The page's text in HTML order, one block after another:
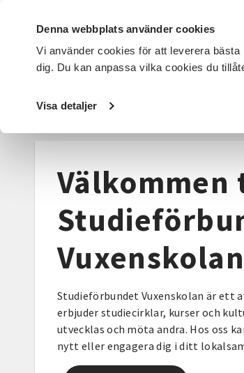
Denna webbplats använder cookies
Vi använder cookies för att leverera
dig. Du kan anpassa vilka cookies du
Visa detaljer
DET HÄR GÖR VI FÖR DIG SOM SÖK
Vuxenskolan
Studieförbundet Vuxenskolan är ett
erbjuder studiecirklar, kurser och
utvecklas och möta andra. Hos oss
nytt eller engagera dig i ditt